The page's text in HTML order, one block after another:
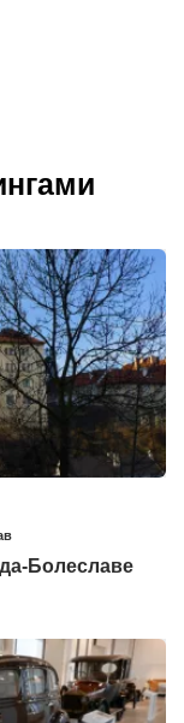
Болеславе